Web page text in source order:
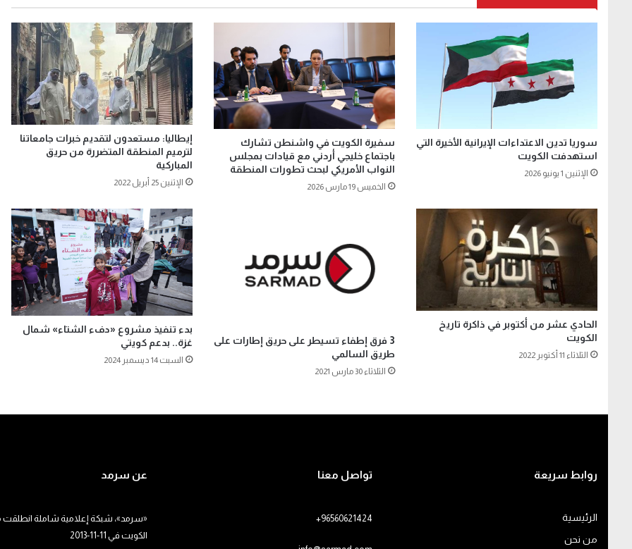
سوريا تدين الاعتداءات الإيرانية الأخيرة التي
استهدفت الكويت
الإثنين 1 يونيو 2026
سفيرة الكويت في واشنطن تشارك
باجتماع خليجي أردني مع قيادات بمجلس
النواب الأمريكي لبحث تطورات المنطقة
الخميس 19 مارس 2026
إيطاليا: مستعدون لتقديم خبرات جامعاتنا
لترميم المنطقة المتضررة من حريق
المباركية
الإثنين 25 أبريل 2022
الحادي عشر من أكتوبر في ذاكرة تاريخ
الكويت
الثلاثاء 11 أكتوبر 2022
3 فرق إطفاء تسيطر على حريق إطارات على
طريق السالمي
الثلاثاء 30 مارس 2021
بدء تنفيذ مشروع «دفء الشتاء» شمال
غزة.. بدعم كويتي
السبت 14 ديسمبر 2024
روابط سريعة
الرئيسية
من نحن
تواصل معنا
+96560621424
عن سرمد
«سرمد»، شبكة إعلامية شاملة انطلقت
الكويت في 11-11-2013